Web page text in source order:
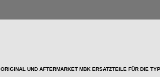
ORIGINAL UND AFTERMARKET MBK ERSATZTEILE FÜR DIE